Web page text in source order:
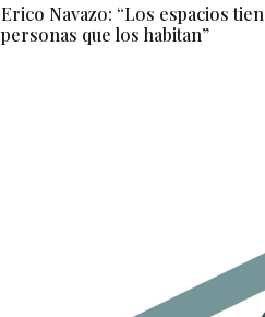
Erico Navazo: “Los espacios
personas que los habitan”